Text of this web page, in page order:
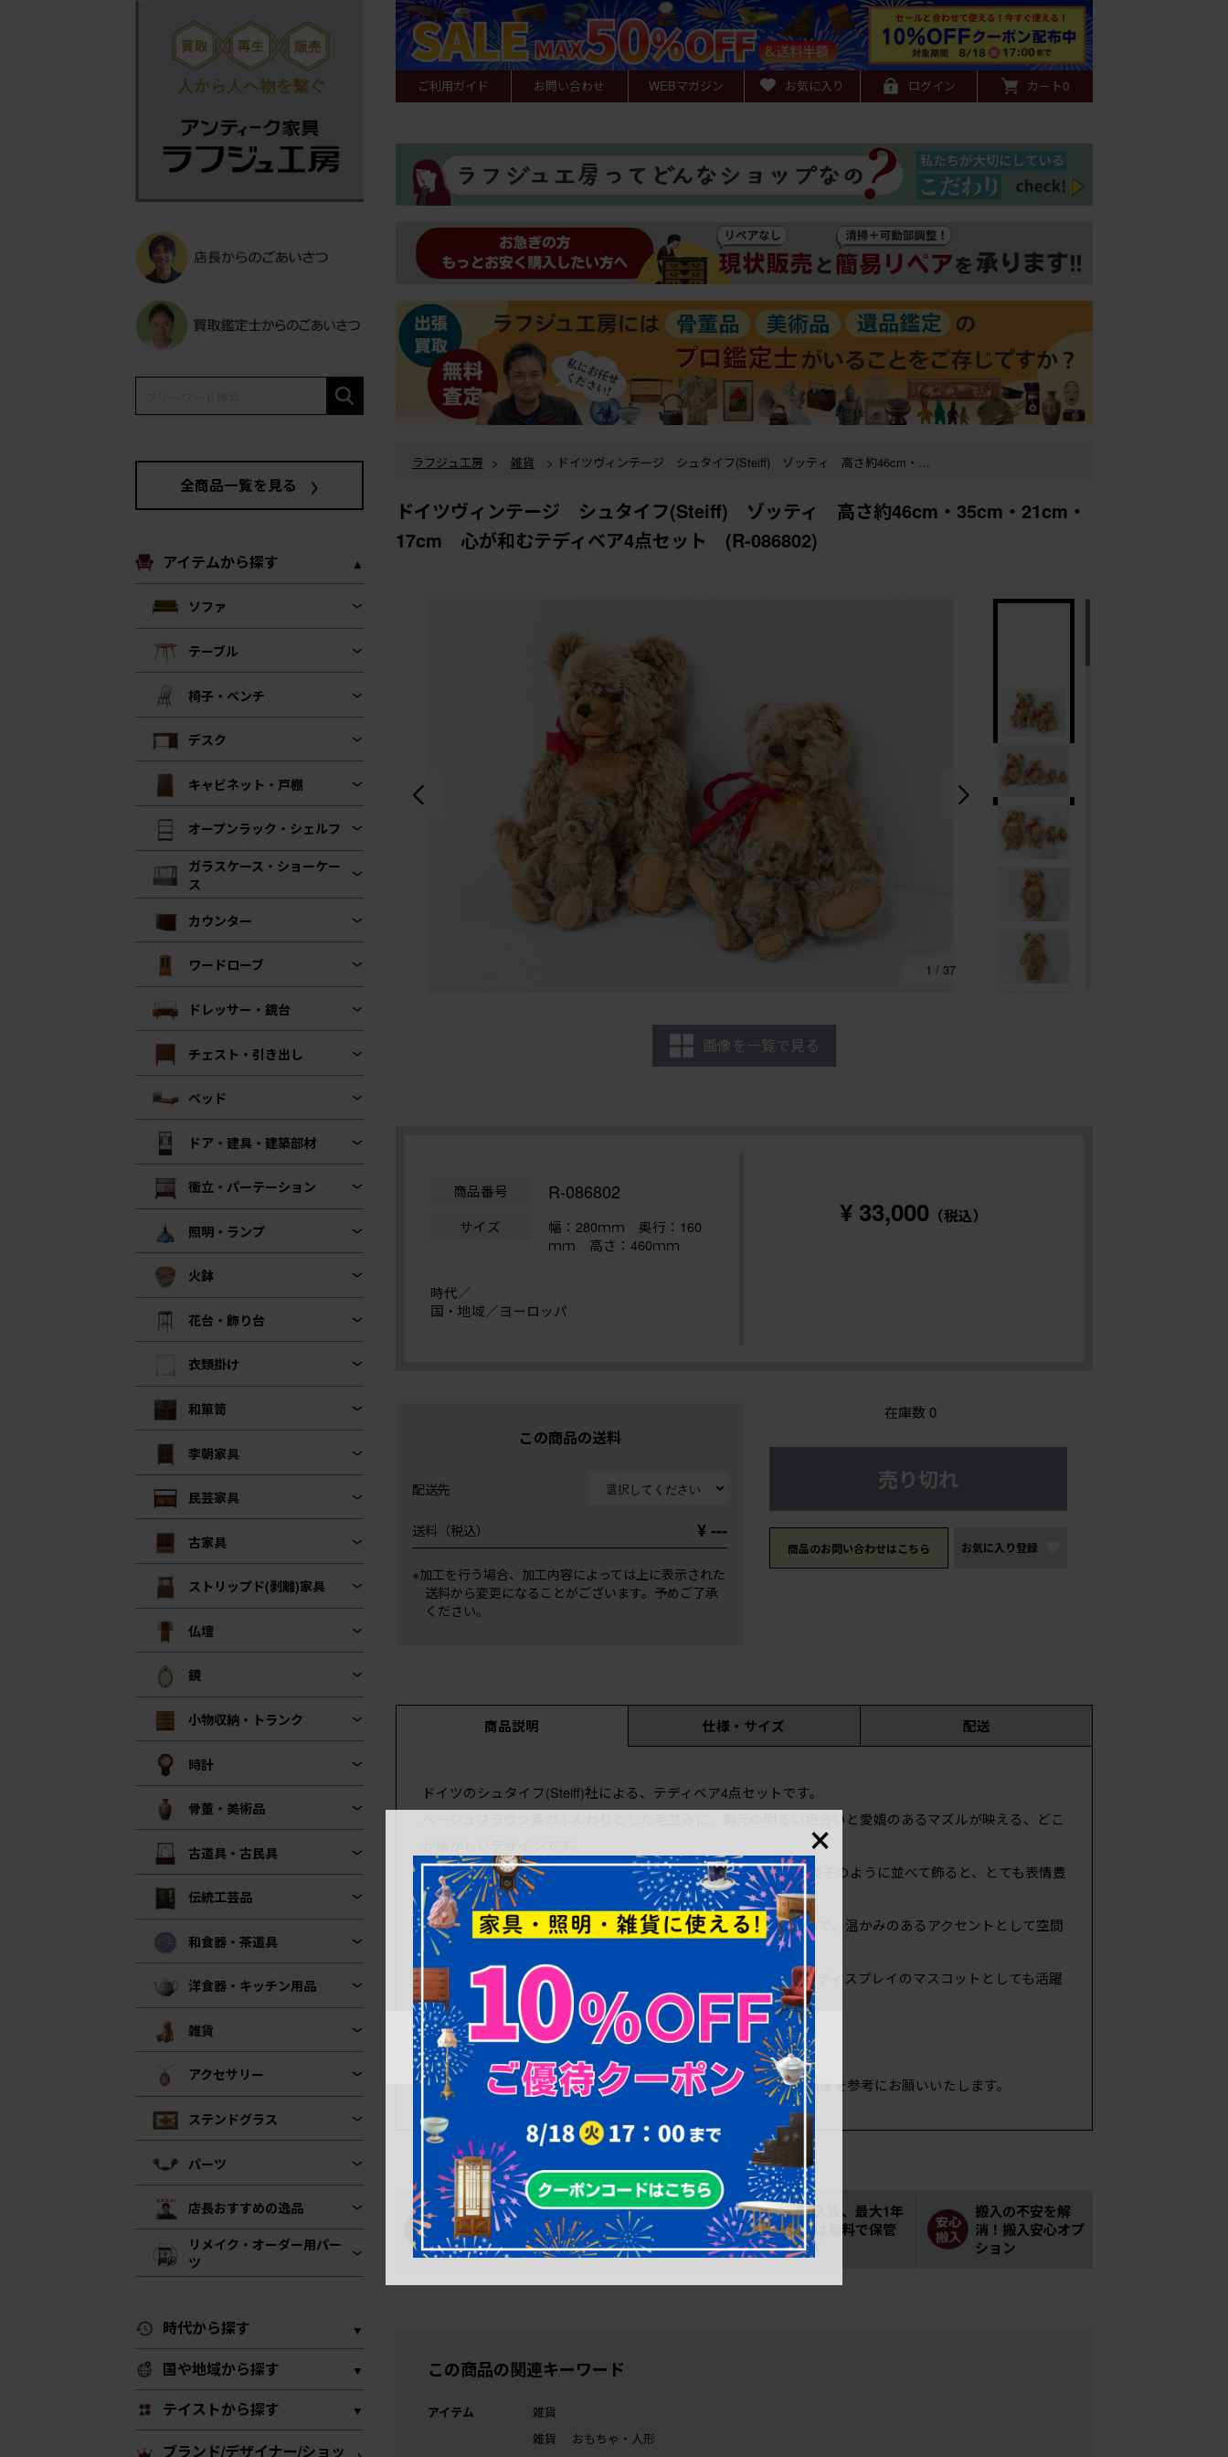
全商品一覧を見る
アイテムから探す
ソファ
テーブル
椅子・ベンチ
デスク
キャビネット・戸棚
オープンラック・シェルフ
ガラスケース・ショーケー
ス
カウンター
ワードローブ
ドレッサー・鏡台
チェスト・引き出し
ベッド
ドア・建具・建築部材
衝立・パーテーション
照明・ランプ
火鉢
花台・飾り台
衣類掛け
和箪笥
李朝家具
民芸家具
古家具
ストリップド(剥離)家具
仏壇
鏡
小物収納・トランク
時計
骨董・美術品
古道具・古民具
伝統工芸品
和食器・茶道具
洋食器・キッチン用品
雑貨
アクセサリー
ステンドグラス
パーツ
店長おすすめの逸品
リメイク・オーダー用パー
ツ
時代から探す
国や地域から探す
テイストから探す
ブランド/デザイナー/ショッ
ご利用ガイド お問い合わせ WEBマガジン お気に入り ログイン カート0
ラフジュ工房 > 雑貨
ィ 高さ約46cm・35cm・21cm・17cm 心が和むテディベア4点セット (R-086802)
ドイツヴィンテージ シュタイフ(Steiff) ゾッティ 高さ約46cm・35cm・21cm・
17cm 心が和むテディベア4点セット (R-086802)
1 /37
画像を一覧で見る
商品番号 R-086802
サイズ 幅：280ｍｍ 奥行：160
ｍｍ 高さ：460ｍｍ
時代／
国・地域／ヨーロッパ
¥ 33,000 （税込）
この商品の送料
配送先
送料（税込） ¥ ---
※加工を行う場合、加工内容によっては上に表示された
送料から変更になることがございます。予めご了承
ください。
在庫数 0
売り切れ
商品のお問い合わせはこちら お気に入り登録
商品説明 仕様・サイズ 配送
ドイツのシュタイフ(Steiff)社による、テディベア4点セットです。
ベージュブラウン系のふんわりとした毛並みに、胸元の明るい色合いと愛嬌のあるマズルが映える、どこ
高さ約46cm・35cm・21cm・17cmとサイズ違いで揃っており、親子のように並べて飾ると、とても表情豊
かなコーナーになります。
ソファやチェアの上、オープンシェルフなどに座らせておくだけで、温かみのあるアクセントとして空間
をやさしく彩ってくれます。
テディベアコレクションの中心に据えたり、ショップやイベントディスプレイのマスコットとしても活躍
してくれるセットです。
【状態について】
・多少の使用感はありますが、大きなダメージはありません。画像を参考にお願いいたします。
購入後も安心！ア
フター修理サポー
ト
一部対象外を除
き、返品可能！
購入後、最大1年
間は無料で保管
OK
搬入の不安を解
消！搬入安心オプ
ション
この商品の関連キーワード
アイテム
雑貨
雑貨
おもちゃ・人形
×